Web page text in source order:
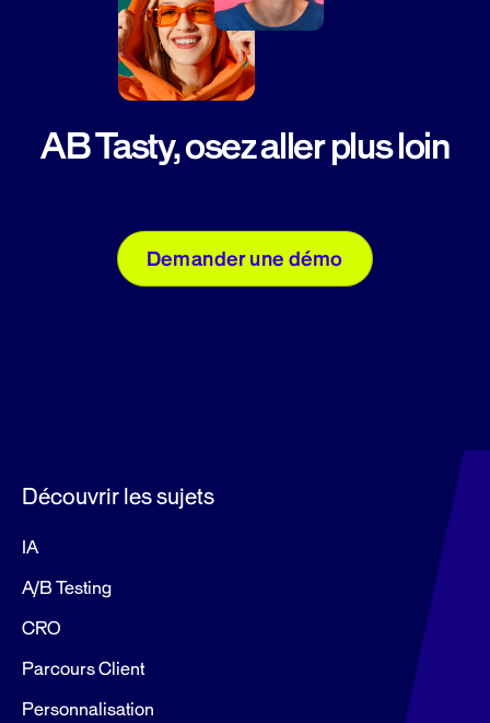
AB Tasty, osez aller plus loin
Demander une démo
Découvrir les sujets
IA
A/B Testing
CRO
Parcours Client
Personnalisation